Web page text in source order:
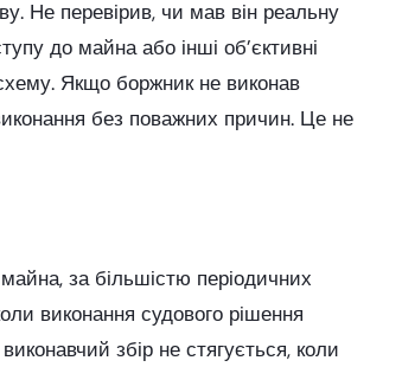
Не перевірив, чи мав він реальну
до майна або інші об’єктивні
Якщо боржник не виконав
без поважних причин. Це не
за більшістю періодичних
виконання судового рішення
збір не стягується, коли